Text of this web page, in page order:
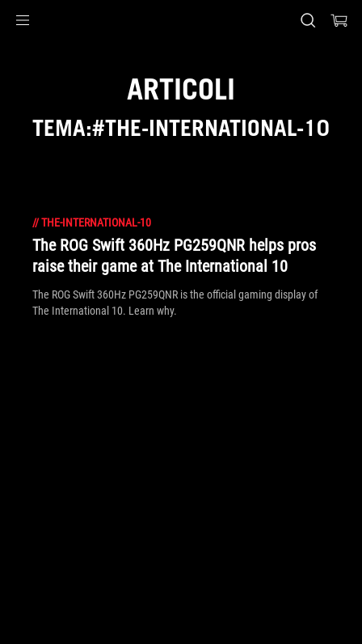
ARTICOLI
TEMA:#THE-INTERNATIONAL-10
//THE-INTERNATIONAL-10
The ROG Swift 360Hz PG259QNR helps pros
raise their game at The International 10
The ROG Swift 360Hz PG259QNR is the official gaming display of
The International 10. Learn why.